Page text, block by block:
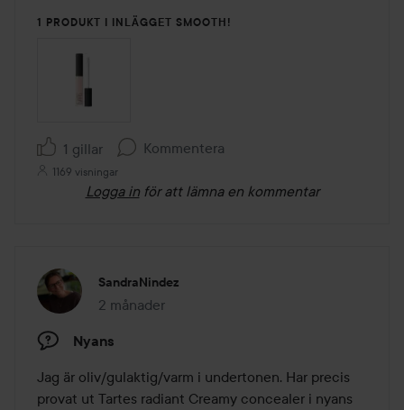
1 PRODUKT I INLÄGGET SMOOTH!
1 gillar Kommentera
1169 visningar
Logga in för att lämna en kommentar
SandraNindez
2 månader
Inlägget skapades 2 månader
Nyans
Jag är oliv/gulaktig/varm i undertonen. Har precis
provat ut Tartes radiant Creamy concealer i nyans